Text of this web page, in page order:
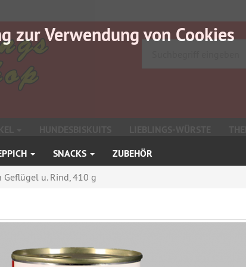
SNACKS ZUBEHÖR
u. Rind, 410 g
zur Verwendung von Cookies